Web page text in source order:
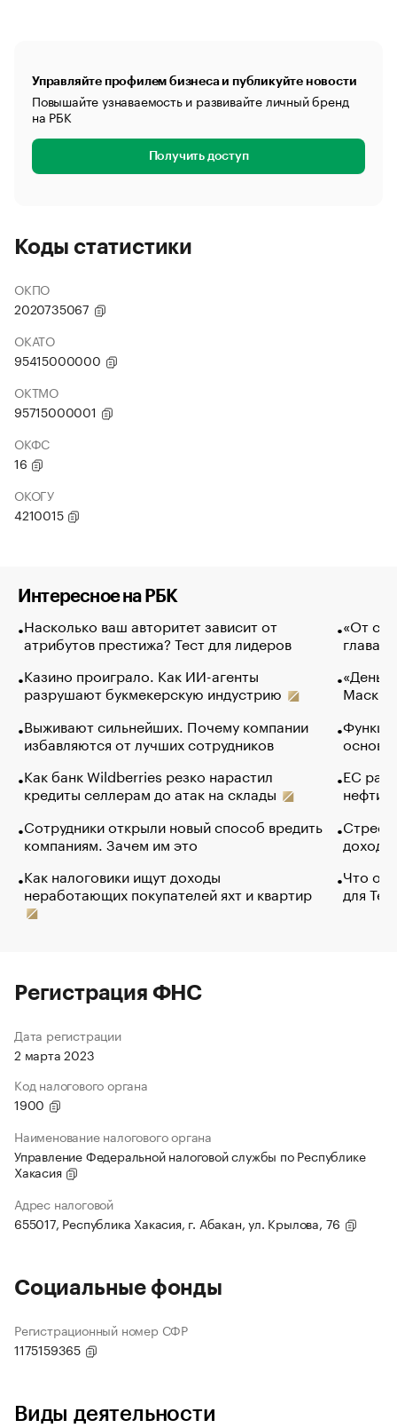
Управляйте профилем бизнеса и публикуйте новости
Повышайте узнаваемость и развивайте личный бренд
на РБК
Получить доступ
Коды статистики
ОКПО
2020735067
ОКАТО
95415000000
ОКТМО
95715000001
ОКФС
16
ОКОГУ
4210015
Интересное на РБК
Насколько ваш авторитет зависит от
атрибутов престижа? Тест для лидеров
Казино проиграло. Как ИИ-агенты
разрушают букмекерскую индустрию
Выживают сильнейших. Почему компании
избавляются от лучших сотрудников
Как банк Wildberries резко нарастил
кредиты селлерам до атак на склады
Сотрудники открыли новый способ вредить
компаниям. Зачем им это
Как налоговики ищут доходы
неработающих покупателей яхт и квартир
«От
глава
Маск в
основ
ЕС
нефти
Что
для
Регистрация ФНС
Дата регистрации
2 марта 2023
Код налогового органа
1900
Наименование налогового органа
Управление Федеральной налоговой службы по Республике
Хакасия
Адрес налоговой
655017, Республика Хакасия, г. Абакан, ул. Крылова, 76
Социальные фонды
Регистрационный номер СФР
1175159365
Виды деятельности